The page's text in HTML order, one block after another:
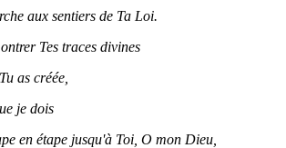
aux sentiers de Ta Loi.
Tes traces divines
as créée,
je dois
en étape jusqu'à Toi, O mon Dieu,